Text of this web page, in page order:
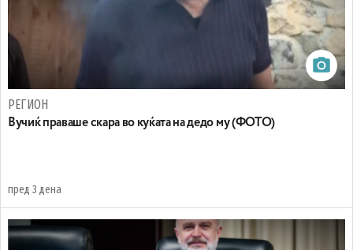
РЕГИОН
Вучиќ праваше скара во куќата на дедо му (ФОТО)
пред 3 дена